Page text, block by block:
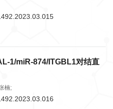
1/miR-874/ITGBL1对结直
楠;